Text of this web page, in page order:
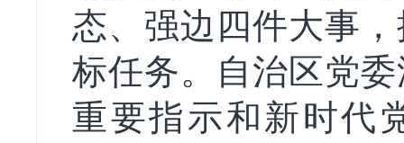
态、强边四件大事
标任务。自治区党
重要指示和新时代